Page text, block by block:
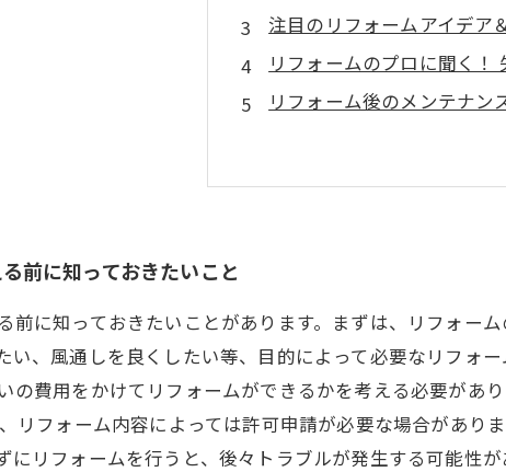
注目のリフォームアイデア
リフォームのプロに聞く！
リフォーム後のメンテナン
前に知っておきたいこと
前に知っておきたいことがあります。まずは、リフォー
い、風通しを良くしたい等、目的によって必要なリフォ
の費用をかけてリフォームができるかを考える必要があ
リフォーム内容によっては許可申請が必要な場合があ
にリフォームを行うと、後々トラブルが発生する可能性